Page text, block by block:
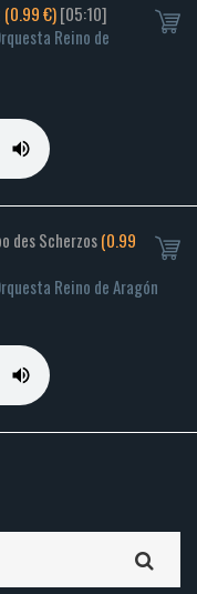
(0.99 €)[05:10]
Reino de
des Scherzos(0.99
Reino de Aragón